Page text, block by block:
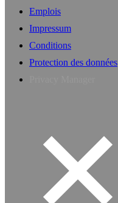
Emplois
Impressum
Conditions
Protection des données